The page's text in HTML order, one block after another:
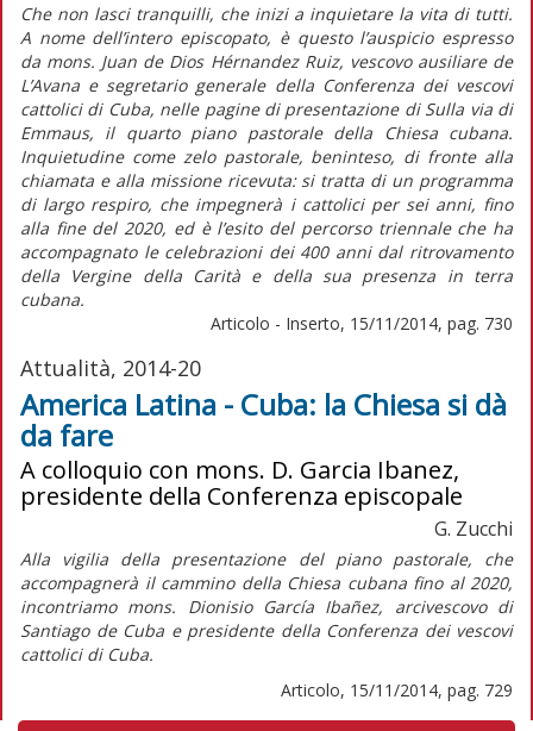
Che non lasci tranquilli, che inizi a inquietare la vita di tutti.
A nome dell’intero episcopato, è questo l’auspicio espresso
da mons. Juan de Dios Hérnandez Ruiz, vescovo ausiliare de
L’Avana e segretario generale della Conferenza dei vescovi
cattolici di Cuba, nelle pagine di presentazione di Sulla via di
Emmaus, il quarto piano pastorale della Chiesa cubana.
Inquietudine come zelo pastorale, beninteso, di fronte alla
chiamata e alla missione ricevuta: si tratta di un programma
di largo respiro, che impegnerà i cattolici per sei anni, fino
alla fine del 2020, ed è l’esito del percorso triennale che ha
accompagnato le celebrazioni dei 400 anni dal ritrovamento
della Vergine della Carità e della sua presenza in terra
cubana.
Articolo - Inserto, 15/11/2014, pag. 730
Attualità, 2014-20
America Latina - Cuba: la Chiesa si dà
da fare
A colloquio con mons. D. Garcia Ibanez,
presidente della Conferenza episcopale
G. Zucchi
Alla vigilia della presentazione del piano pastorale, che
accompagnerà il cammino della Chiesa cubana fino al 2020,
incontriamo mons. Dionisio García Ibañez, arcivescovo di
Santiago de Cuba e presidente della Conferenza dei vescovi
cattolici di Cuba.
Articolo, 15/11/2014, pag. 729